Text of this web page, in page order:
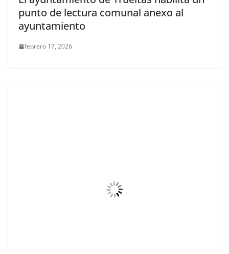
punto de lectura comunal anexo al
ayuntamiento
febrero 17, 2026